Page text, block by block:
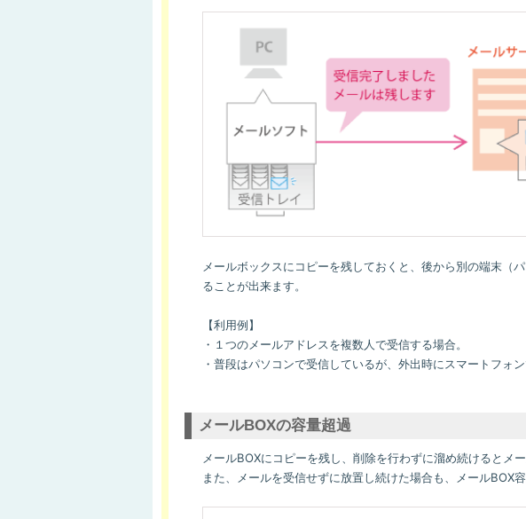
メールボックスにコピーを残しておくと、後から別の端末（
ることが出来ます。
【利用例】
・１つのメールアドレスを複数人で受信する場合。
・普段はパソコンで受信しているが、外出時にスマートフォ
メールBOXの容量超過
メールBOXにコピーを残し、削除を行わずに溜め続けるとメ
また、メールを受信せずに放置し続けた場合も、メールBOX